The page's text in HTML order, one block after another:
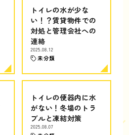
トイレの水が少な
い！？賃貸物件での
対処と管理会社への
連絡
2025.08.12
未分類
トイレの便器内に水
がない！冬場のトラ
ブルと凍結対策
2025.08.07